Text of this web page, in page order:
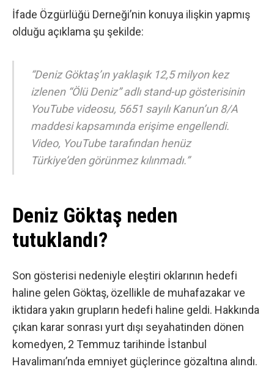
İfade Özgürlüğü Derneği’nin konuya ilişkin yapmış
olduğu açıklama şu şekilde:
“Deniz Göktaş’ın yaklaşık 12,5 milyon kez
izlenen “Ölü Deniz” adlı stand-up gösterisinin
YouTube videosu, 5651 sayılı Kanun’un 8/A
maddesi kapsamında erişime engellendi.
Video, YouTube tarafından henüz
Türkiye’den görünmez kılınmadı.”
Deniz Göktaş neden
tutuklandı?
Son gösterisi nedeniyle eleştiri oklarının hedefi
haline gelen Göktaş, özellikle de muhafazakar ve
iktidara yakın grupların hedefi haline geldi. Hakkında
çıkan karar sonrası yurt dışı seyahatinden dönen
komedyen, 2 Temmuz tarihinde İstanbul
Havalimanı’nda emniyet güçlerince gözaltına alındı.